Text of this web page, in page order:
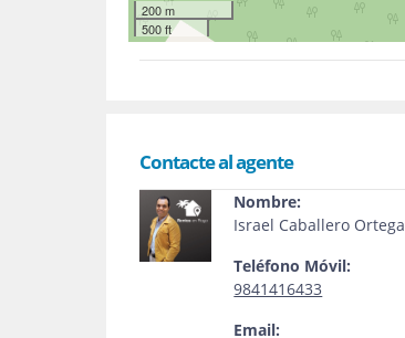
200 m
500 ft
Contacte al agente
Nombre:
Israel Caballero Ortega
Teléfono Móvil:
9841416433
Email: